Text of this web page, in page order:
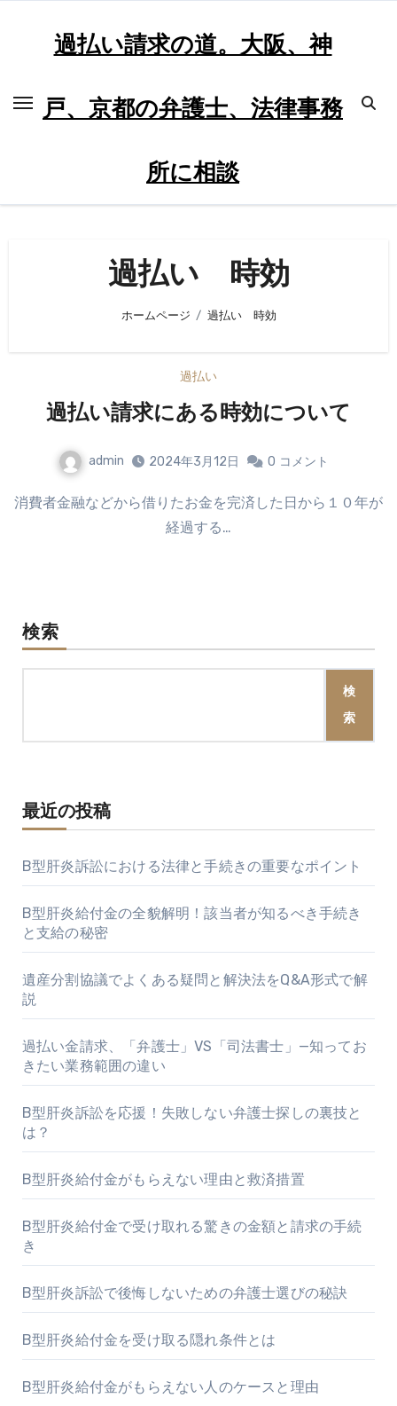
過払い請求の道。大阪、神
戸、京都の弁護士、法律事務
所に相談
過払い 時効
ホームページ 過払い 時効
過払い
過払い請求にある時効について
admin 2024年3月12日 0 コメント
消費者金融などから借りたお金を完済した日から１０年が
経過する…
検索
検
索
最近の投稿
B型肝炎訴訟における法律と手続きの重要なポイント
B型肝炎給付金の全貌解明！該当者が知るべき手続き
と支給の秘密
遺産分割協議でよくある疑問と解決法をQ&A形式で解
説
過払い金請求、「弁護士」VS「司法書士」—知ってお
きたい業務範囲の違い
B型肝炎訴訟を応援！失敗しない弁護士探しの裏技と
は？
B型肝炎給付金がもらえない理由と救済措置
B型肝炎給付金で受け取れる驚きの金額と請求の手続
き
B型肝炎訴訟で後悔しないための弁護士選びの秘訣
B型肝炎給付金を受け取る隠れ条件とは
B型肝炎給付金がもらえない人のケースと理由